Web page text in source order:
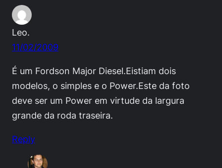
Leo.
11/02/2009
É um Fordson Major Diesel.Eistiam dois
modelos, o simples e o Power.Este da foto
deve ser um Power em virtude da largura
grande da roda traseira.
Reply